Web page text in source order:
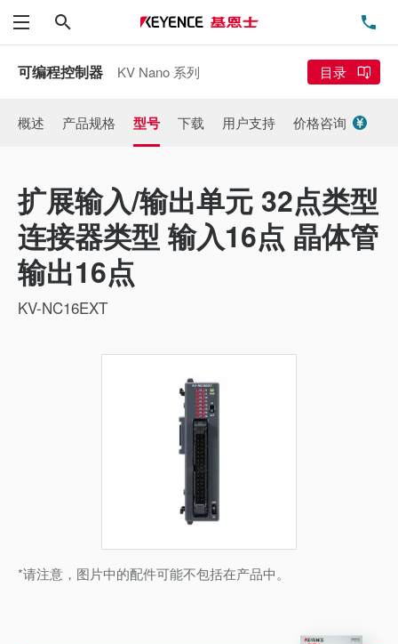
菜单
可编程控制器 KV Nano 系列 目录
概述 产品规格 型号 下载 用户支持 价格咨询
扩展输入/输出单元 32点类型
连接器类型 输入16点 晶体管
输出16点
KV-NC16EXT
*请注意，图片中的配件可能不包括在产品中。